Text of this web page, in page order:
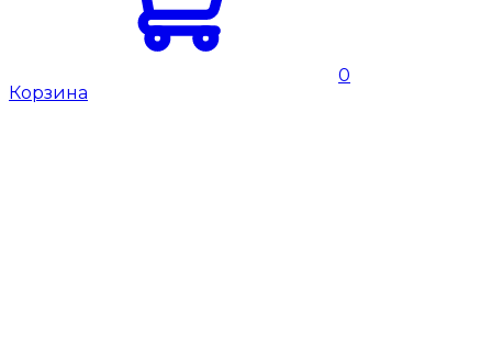
0
Корзина